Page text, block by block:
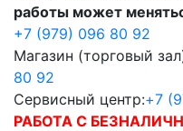
работы может
+7 (979) 096 80 92
Магазин (торговый
80 92
Сервисный центр:+7
РАБОТА С